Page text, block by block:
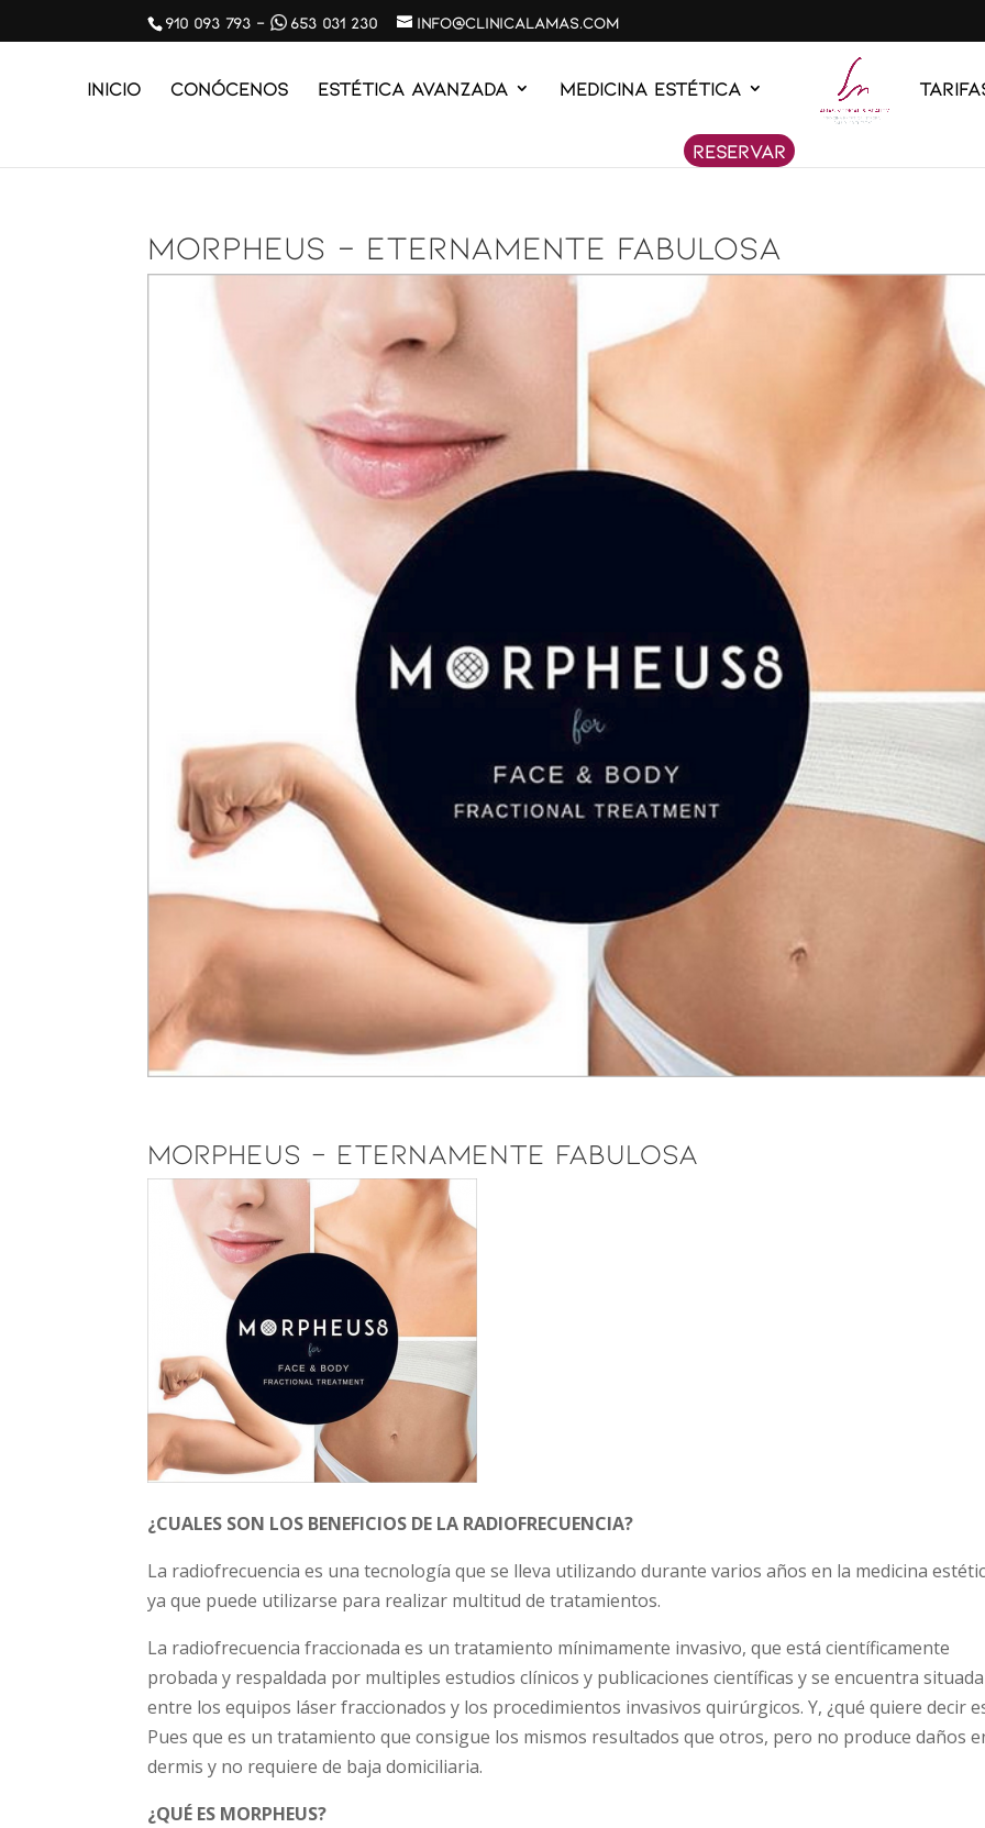
910 093 793 - 653 031 230 info@clinicalamas.com
Inicio Conócenos ESTÉTICA AVANZADA MEDICINA ESTÉTICA
Reservar
MORPHEUS – ETERNAMENTE FABULOSA
MORPHEUS – ETERNAMENTE FABULOSA
¿CUALES SON LOS BENEFICIOS DE LA RADIOFRECUENCIA?
La radiofrecuencia es una tecnología que se lleva utilizando durante varios años en la medicina
ya que puede utilizarse para realizar multitud de tratamientos.
La radiofrecuencia fraccionada es un tratamiento mínimamente invasivo, que está científicamente
probada y respaldada por multiples estudios clínicos y publicaciones científicas y se encuentra situada
entre los equipos láser fraccionados y los procedimientos invasivos quirúrgicos. Y, ¿qué quiere decir
Pues que es un tratamiento que consigue los mismos resultados que otros, pero no produce daños
dermis y no requiere de baja domiciliaria.
¿QUÉ ES MORPHEUS?